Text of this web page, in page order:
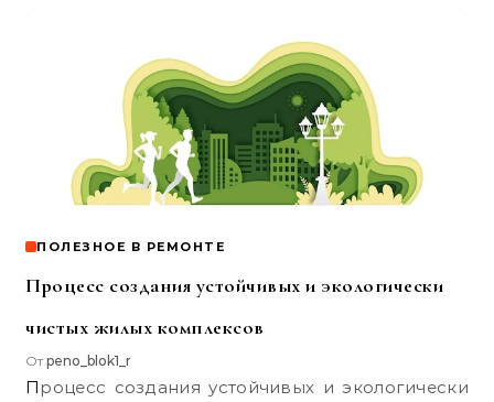
ПОЛЕЗНОЕ В РЕМОНТЕ
Процесс создания устойчивых и экологически
чистых жилых комплексов
Отpeno_blok1_r
Процесс создания устойчивых и экологически